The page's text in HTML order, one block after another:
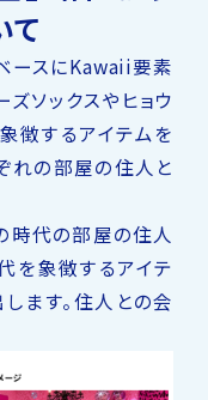
て
ースにKawaii要素
ソックスやヒョウ
徴するアイテムを
れの部屋の住人と
時代の部屋の住人
を象徴するアイテ
ます。住人との会